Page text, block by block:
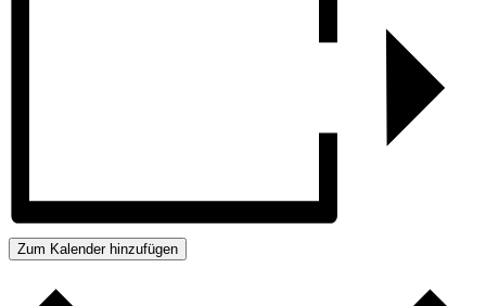
Zum Kalender hinzufügen